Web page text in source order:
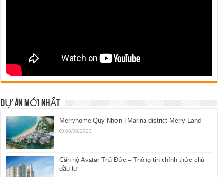
DỰ ÁN MỚI NHẤT
Merryhome Quy Nhơn | Marina district Merry Land
08/08/2023
Căn hộ Avatar Thủ Đức – Thông tin chính thức chủ
đầu tư